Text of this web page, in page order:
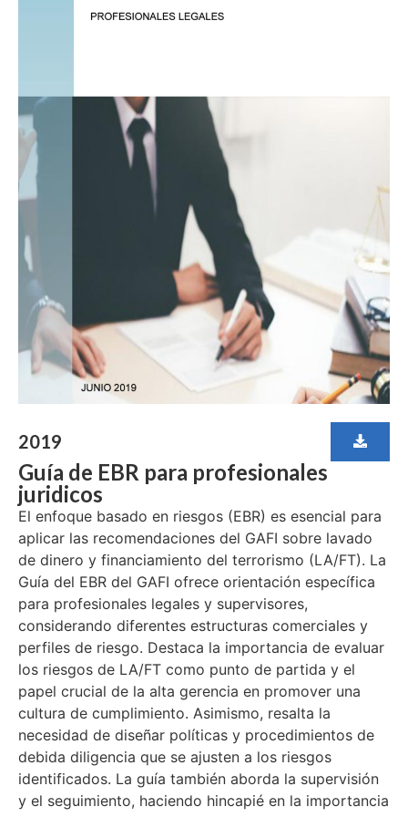
2019
Guía de EBR para profesionales
juridicos
El enfoque basado en riesgos (EBR) es esencial para
aplicar las recomendaciones del GAFI sobre lavado
de dinero y financiamiento del terrorismo (LA/FT). La
Guía del EBR del GAFI ofrece orientación específica
para profesionales legales y supervisores,
considerando diferentes estructuras comerciales y
perfiles de riesgo. Destaca la importancia de evaluar
los riesgos de LA/FT como punto de partida y el
papel crucial de la alta gerencia en promover una
cultura de cumplimiento. Asimismo, resalta la
necesidad de diseñar políticas y procedimientos de
debida diligencia que se ajusten a los riesgos
identificados. La guía también aborda la supervisión
y el seguimiento, haciendo hincapié en la importancia